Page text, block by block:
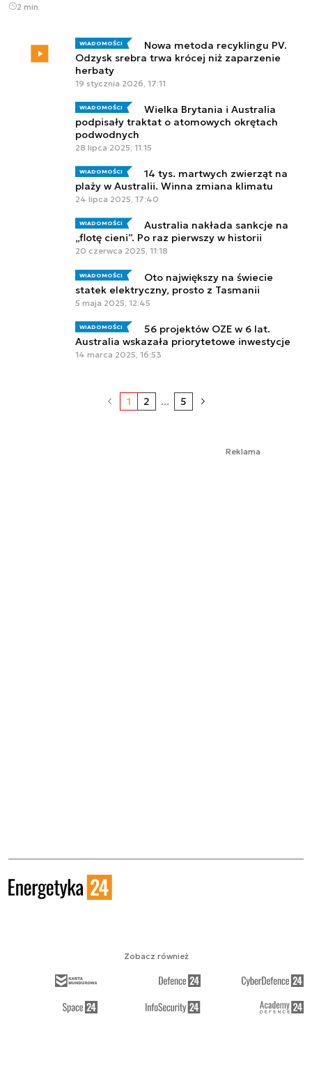
2 min.
WIADOMOŚCI
Nowa metoda recyklingu PV.
Odzysk srebra trwa krócej niż zaparzenie
herbaty
19 stycznia 2026, 17:11
WIADOMOŚCI
Wielka Brytania i Australia
podpisały traktat o atomowych okrętach
podwodnych
28 lipca 2025, 11:15
WIADOMOŚCI
14 tys. martwych zwierząt na
plaży w Australii. Winna zmiana klimatu
24 lipca 2025, 17:40
WIADOMOŚCI
Australia nakłada sankcje na
„flotę cieni”. Po raz pierwszy w historii
20 czerwca 2025, 11:18
WIADOMOŚCI
Oto największy na świecie
statek elektryczny, prosto z Tasmanii
5 maja 2025, 12:45
WIADOMOŚCI
56 projektów OZE w 6 lat.
Australia wskazała priorytetowe inwestycje
14 marca 2025, 16:53
1 2 ... 5
Reklama
Zobacz również